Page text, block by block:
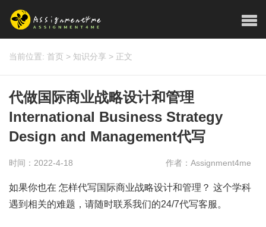
当前位置: 首页 > 知识分享 > 正文
代做国际商业战略设计和管理
International Business Strategy
Design and Management代写
时间：2022-4-18 作者：Assignment4me
如果你也在 怎样代写国际商业战略设计和管理？ 这个学科
遇到相关的难题，请随时联系我们的24/7代写客服。